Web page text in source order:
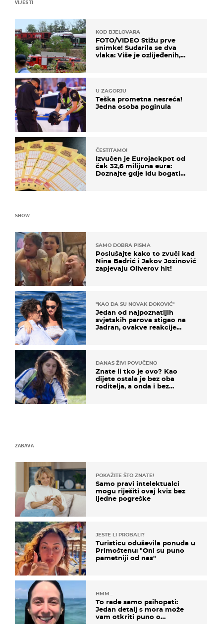
VIJESTI
KOD BJELOVARA
FOTO/VIDEO Stižu prve
snimke! Sudarila se dva
vlaka: Više je ozlijeđenih,
U ZAGORJU
Teška prometna nesreća!
Jedna osoba poginula
ČESTITAMO!
Izvučen je Eurojackpot od
čak 32,6 milijuna eura:
Doznajte gdje idu bogati
SHOW
SAMO DOBRA PISMA
Poslušajte kako to zvuči kad
Nina Badrić i Jakov Jozinović
zapjevaju Oliverov hit!
"KAO DA SU NOVAK ĐOKOVIĆ"
Jedan od najpoznatijih
svjetskih parova stigao na
Jadran, ovakve reakcije
DANAS ŽIVI POVUČENO
Znate li tko je ovo? Kao
dijete ostala je bez oba
roditelja, a onda i bez
ZABAVA
POKAŽITE ŠTO ZNATE!
Samo pravi intelektualci
mogu riješiti ovaj kviz bez
ijedne pogreške
JESTE LI PROBALI?
Turisticu oduševila ponuda u
Primoštenu: "Oni su puno
pametniji od nas"
HMM…
To rade samo psihopati:
Jedan detalj s mora može
vam otkriti puno o